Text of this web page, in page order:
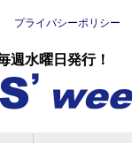
水曜日発行！
プライバシーポリシー